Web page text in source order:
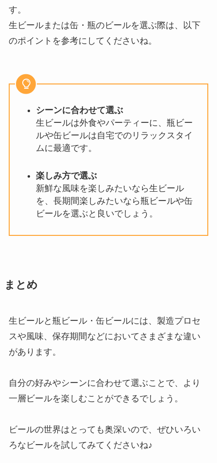
す。
生ビールまたは缶・瓶のビールを選ぶ際は、以下
のポイントを参考にしてくださいね。
シーンに合わせて選ぶ
生ビールは外食やパーティーに、瓶ビー
ルや缶ビールは自宅でのリラックスタイ
ムに最適です。
楽しみ方で選ぶ
新鮮な風味を楽しみたいなら生ビール
を、長期間楽しみたいなら瓶ビールや缶
ビールを選ぶと良いでしょう。
まとめ
生ビールと瓶ビール・缶ビールには、製造プロセ
スや風味、保存期間などにおいてさまざまな違い
があります。
自分の好みやシーンに合わせて選ぶことで、より
一層ビールを楽しむことができるでしょう。
ビールの世界はとっても奥深いので、ぜひいろい
ろなビールを試してみてくださいね♪